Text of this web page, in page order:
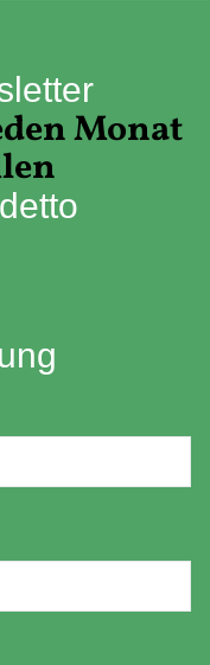
Monat